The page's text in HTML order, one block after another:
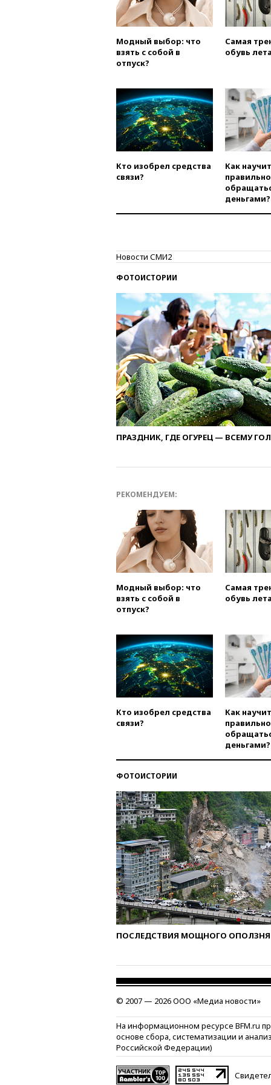
Модный выбор: что
взять с собой в
отпуск?
Самая
обувь
Кто изобрел средства
связи?
Как
правильно
деньгами?
Новости СМИ2
ФОТОИСТОРИИ
ПРАЗДНИК, ГДЕ ОГУРЕЦ — ВСЕМУ
РЕКОМЕНДУЕМ:
Модный выбор: что
взять с собой в
отпуск?
Самая
обувь
Кто изобрел средства
связи?
Как
правильно
деньгами?
ФОТОИСТОРИИ
ПОСЛЕДСТВИЯ МОЩНОГО ОПОЛЗНЯ
© 2007 — 2026 ООО «Медиа новости»
На информационном ресурсе BFM.ru
основе сбора, систематизации и
Российской Федерации)